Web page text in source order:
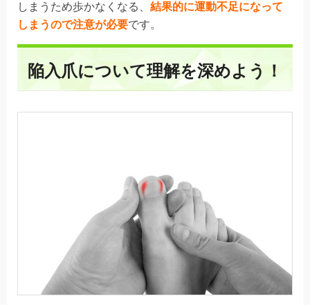
しまうため歩かなくなる、 結果的に運動不足になって
しまうので注意が必要です。
陥入爪について理解を深めよう！